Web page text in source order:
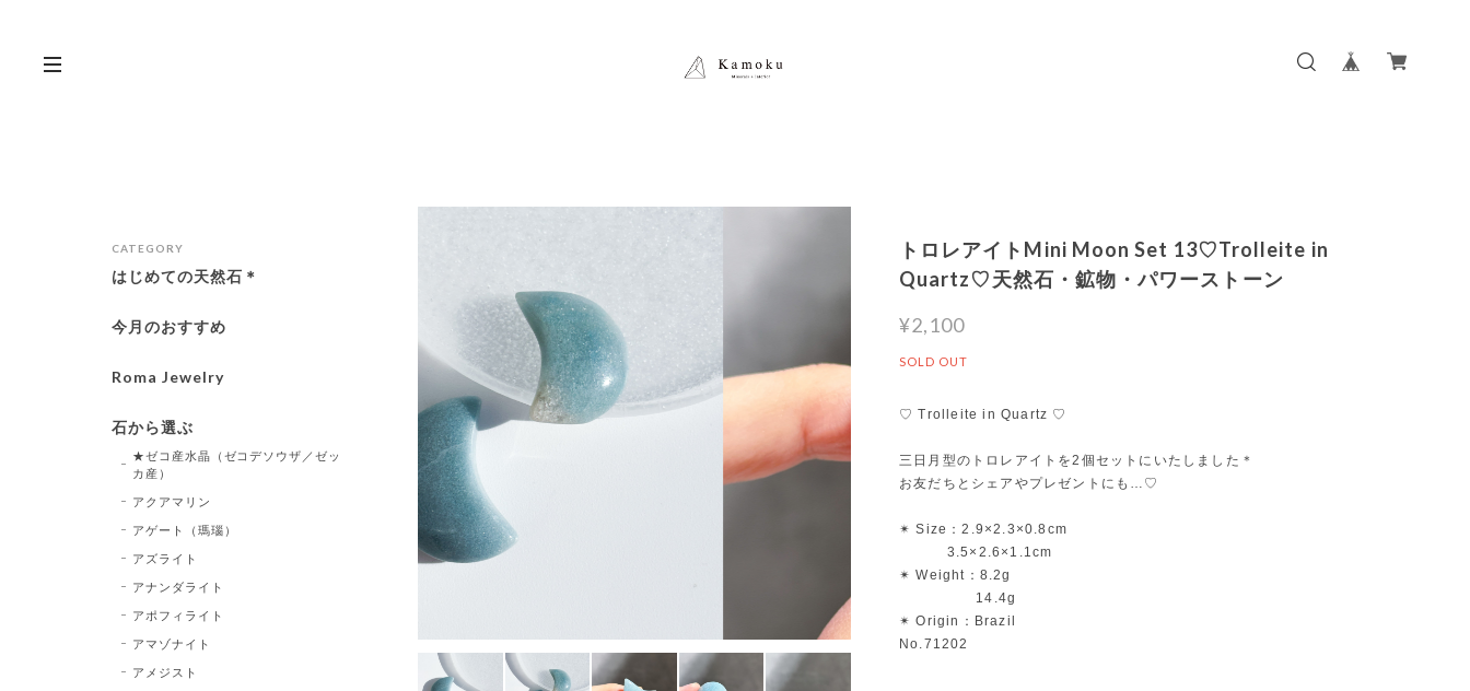
トロレアイトMini Moon Set 13♡Trolleite in
Quartz♡天然石・鉱物・パワーストーン
¥2,100
SOLD OUT
♡ Trolleite in Quartz ♡
三日月型のトロレアイトを2個セットにいたしました＊
お友だちとシェアやプレゼントにも…♡
✴︎ Size：2.9×2.3×0.8cm
3.5×2.6×1.1cm
✴︎ Weight：8.2g
14.4g
✴︎ Origin：Brazil
No.71202
CATEGORY
はじめての天然石＊
今月のおすすめ
Roma Jewelry
石から選ぶ
★ゼコ産水晶（ゼコデソウザ／ゼッ
カ産）
アクアマリン
アゲート（瑪瑙）
アズライト
アナンダライト
アポフィライト
アマゾナイト
アメジスト